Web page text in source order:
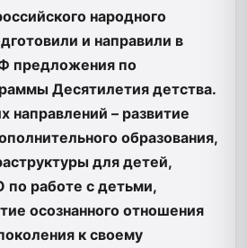
народного
и направили в
предложения по
Десятилетия детства.
– развитие
образования,
для детей,
по работе с детьми,
осознанного отношения
к своему